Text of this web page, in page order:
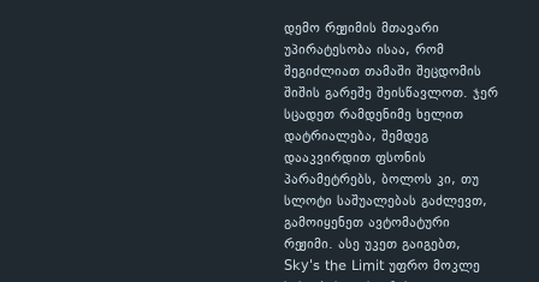
დემო რეჟიმის მთავარი
უპირატესობა ისაა, რომ
შეგიძლიათ თამაში შეცდომის
შიშის გარეშე შეისწავლოთ. ჯერ
სცადეთ რამდენიმე ხელით
დატრიალება, შემდეგ
დააკვირდით ფსონის
პარამეტრებს, ბოლოს კი, თუ
სლოტი საშუალებას გაძლევთ,
გამოიყენეთ ავტომატური
რეჟიმი. ასე უკეთ გაიგებთ,
Sky's the Limit უფრო მოკლე